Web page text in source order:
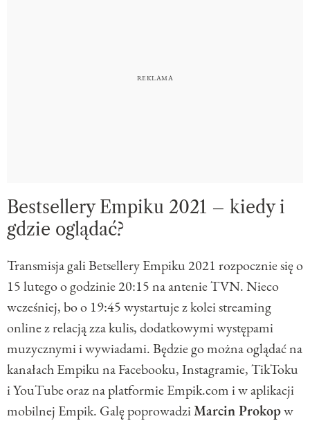
Bestsellery Empiku 2021 – kiedy i
gdzie oglądać?
Transmisja gali Betsellery Empiku 2021 rozpocznie się o
15 lutego o godzinie 20:15 na antenie TVN. Nieco
wcześniej, bo o 19:45 wystartuje z kolei streaming
online z relacją zza kulis, dodatkowymi występami
muzycznymi i wywiadami. Będzie go można oglądać na
kanałach Empiku na Facebooku, Instagramie, TikToku
i YouTube oraz na platformie Empik.com i w aplikacji
mobilnej Empik. Galę poprowadziMarcin Prokopw